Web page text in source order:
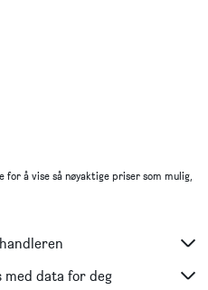
å vise så nøyaktige priser som mulig,
med data for deg